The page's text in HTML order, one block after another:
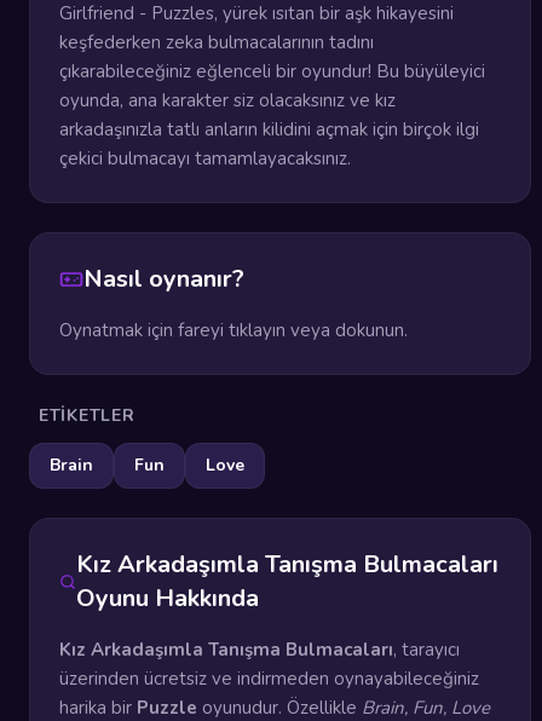
Girlfriend - Puzzles, yürek ısıtan bir aşk hikayesini
keşfederken zeka bulmacalarının tadını
çıkarabileceğiniz eğlenceli bir oyundur! Bu büyüleyici
oyunda, ana karakter siz olacaksınız ve kız
arkadaşınızla tatlı anların kilidini açmak için birçok ilgi
çekici bulmacayı tamamlayacaksınız.
Nasıl oynanır?
Oynatmak için fareyi tıklayın veya dokunun.
ETIKETLER
Brain Fun Love
Kız Arkadaşımla Tanışma Bulmacaları
Oyunu Hakkında
Kız Arkadaşımla Tanışma Bulmacaları, tarayıcı
üzerinden ücretsiz ve indirmeden oynayabileceğiniz
harika bir Puzzle oyunudur. Özellikle Brain, Fun, Love